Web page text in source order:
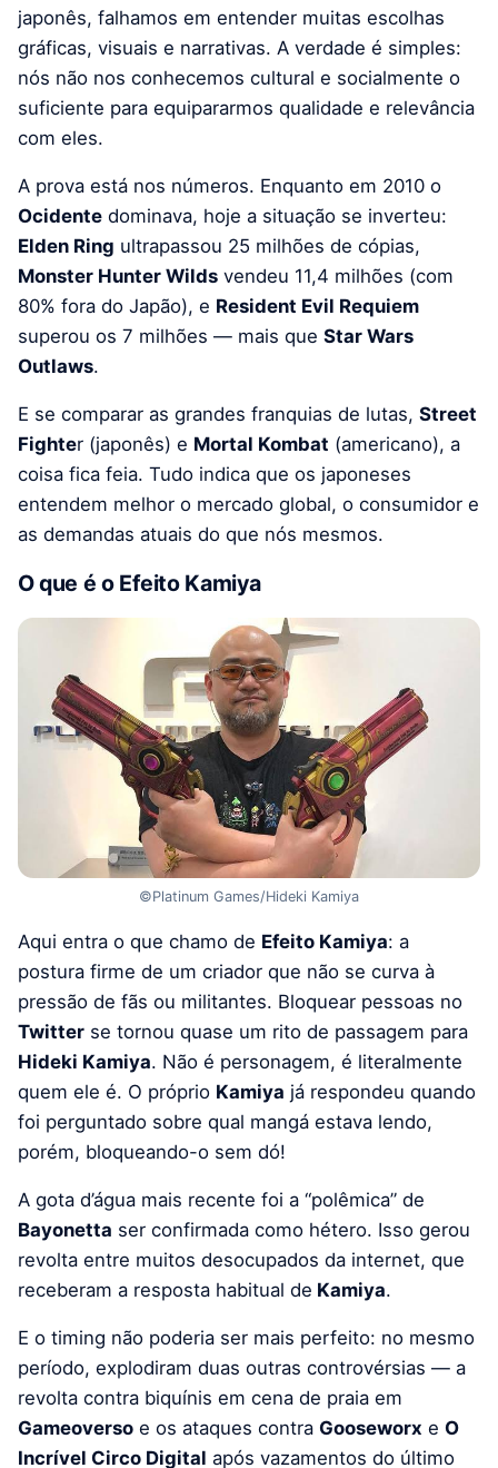
japonês, falhamos em entender muitas escolhas
gráficas, visuais e narrativas. A verdade é simples:
nós não nos conhecemos cultural e socialmente o
suficiente para equipararmos qualidade e relevância
com eles.
A prova está nos números. Enquanto em 2010 o
Ocidente dominava, hoje a situação se inverteu:
Elden Ring ultrapassou 25 milhões de cópias,
Monster Hunter Wilds vendeu 11,4 milhões (com
80% fora do Japão), e Resident Evil Requiem
superou os 7 milhões — mais que Star Wars
Outlaws.
E se comparar as grandes franquias de lutas, Street
Fighter (japonês) e Mortal Kombat (americano), a
coisa fica feia. Tudo indica que os japoneses
entendem melhor o mercado global, o consumidor e
as demandas atuais do que nós mesmos.
O que é o Efeito Kamiya
©Platinum Games/Hideki Kamiya
Aqui entra o que chamo de Efeito Kamiya: a
postura firme de um criador que não se curva à
pressão de fãs ou militantes. Bloquear pessoas no
Twitter se tornou quase um rito de passagem para
Hideki Kamiya. Não é personagem, é literalmente
quem ele é. O próprio Kamiya já respondeu quando
foi perguntado sobre qual mangá estava lendo,
porém, bloqueando-o sem dó!
A gota d’água mais recente foi a “polêmica” de
Bayonetta ser confirmada como hétero. Isso gerou
revolta entre muitos desocupados da internet, que
receberam a resposta habitual de Kamiya.
E o timing não poderia ser mais perfeito: no mesmo
período, explodiram duas outras controvérsias — a
revolta contra biquínis em cena de praia em
Gameoverso e os ataques contra Gooseworx e O
Incrível Circo Digital após vazamentos do último